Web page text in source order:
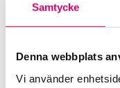
Samtycke
Denna webbplats
Vi använder